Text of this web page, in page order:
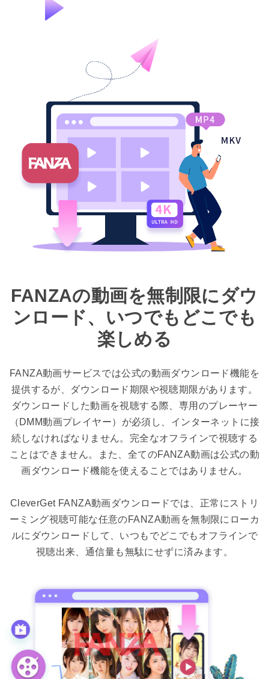
FANZAの動画を無制限にダウ
ンロード、いつでもどこでも
楽しめる
FANZA動画サービスでは公式の動画ダウンロード機能を
提供するが、ダウンロード期限や視聴期限があります。
ダウンロードした動画を視聴する際、専用のプレーヤー
（DMM動画プレイヤー）が必須し、インターネットに接
続しなければなりません。完全なオフラインで視聴する
ことはできません。また、全てのFANZA動画は公式の動
画ダウンロード機能を使えることではありません。
CleverGet FANZA動画ダウンロードでは、正常にストリ
ーミング視聴可能な任意のFANZA動画を無制限にローカ
ルにダウンロードして、いつもでどこでもオフラインで
視聴出来、通信量も無駄にせずに済みます。